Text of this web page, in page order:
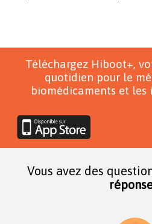
Téléchargez Hiboot+,
quotidien pour le
biomédicaments et les
Vous avez des